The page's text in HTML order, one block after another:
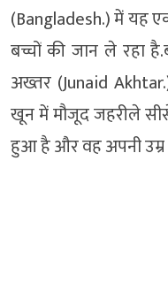
(Bangladesh.) में यह
बच्चों की जान ले रहा
अख्तर (Junaid
खून में मौजूद जहरीले
हुआ है और वह अपनी